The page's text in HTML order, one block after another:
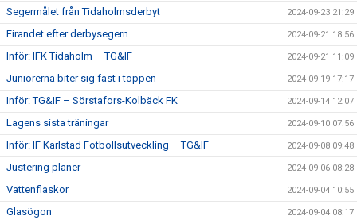
Segermålet från Tidaholmsderbyt 2024-09-23 21:29
Firandet efter derbysegern 2024-09-21 18:56
Inför: IFK Tidaholm – TG&IF 2024-09-21 11:09
Juniorerna biter sig fast i toppen 2024-09-19 17:17
Inför: TG&IF – Sörstafors-Kolbäck FK 2024-09-14 12:07
Lagens sista träningar 2024-09-10 07:56
Inför: IF Karlstad Fotbollsutveckling – TG&IF 2024-09-08 09:48
Justering planer 2024-09-06 08:28
Vattenflaskor 2024-09-04 10:55
Glasögon 2024-09-04 08:17